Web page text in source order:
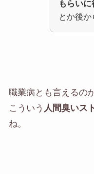
もらいに
とか後
職業病とも言えるの
こういう 人間臭いス
ね。